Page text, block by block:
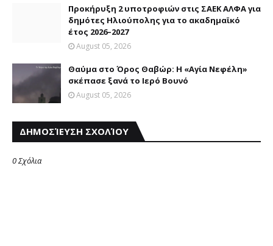
Προκήρυξη 2 υποτροφιών στις ΣΑΕΚ ΑΛΦΑ για
δημότες Ηλιούπολης για το ακαδημαϊκό
έτος 2026–2027
August 05, 2026
Θαύμα στο Όρος Θαβώρ: H «Aγία Nεφέλη»
σκέπασε ξανά το Iερό Bουνό
August 05, 2026
ΔΗΜΟΣΊΕΥΣΗ ΣΧΟΛΊΟΥ
0 Σχόλια